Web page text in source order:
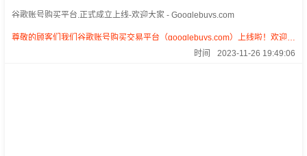
谷歌账号购买平台,正式成立上线-欢迎大家 - Googlebuys.com
尊敬的顾客们我们谷歌账号购买交易平台（googlebuys.com）上线啦！欢迎你
来采购我们的谷歌账号购买啦！我们只售卖稳定永久不封的谷歌！高质量谷
2023-11-26 19:49:06
时间